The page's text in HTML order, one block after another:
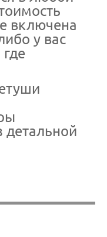
включена
у вас
детальной